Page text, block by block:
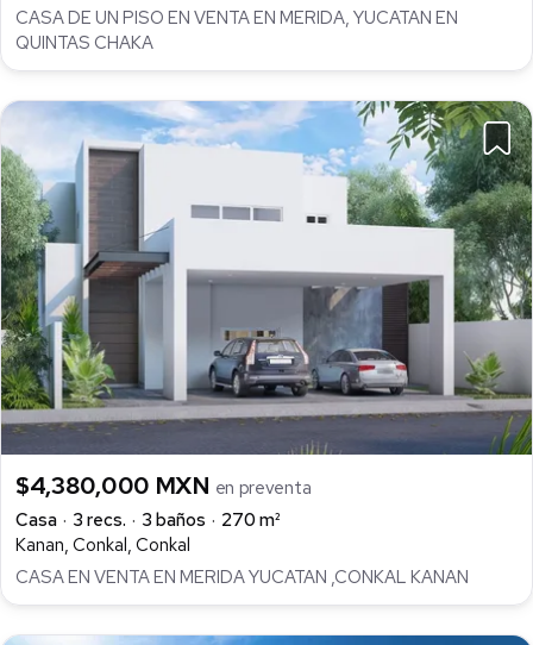
CASA DE UN PISO EN VENTA EN MERIDA, YUCATAN EN
QUINTAS CHAKA
$4,380,000 MXN en preventa
Casa
3 recs. 3 baños
270 m²
Kanan, Conkal, Conkal
CASA EN VENTA EN MERIDA YUCATAN ,CONKAL KANAN